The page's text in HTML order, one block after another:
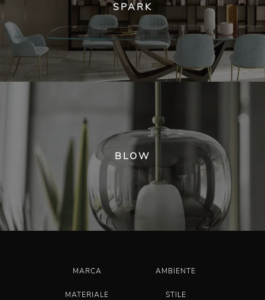
SPARK
BLOW
MARCA AMBIENTE
MATERIALE STILE